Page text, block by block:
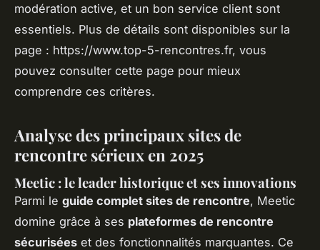
modération active, et un bon service client sont
essentiels. Plus de détails sont disponibles sur la
page : https://www.top-5-rencontres.fr, vous
pouvez consulter cette page pour mieux
comprendre ces critères.
Analyse des principaux sites de
rencontre sérieux en 2025
Meetic : le leader historique et ses innovations
Parmi le guide complet sites de rencontre, Meetic
domine grâce à ses plateformes de rencontre
sécurisées et des fonctionnalités marquantes. Ce